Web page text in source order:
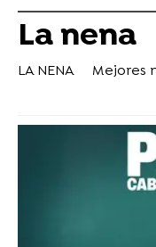
La nena
LA NENA Mejores